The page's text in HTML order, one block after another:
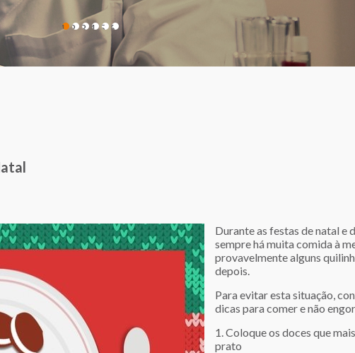
1 2 3 4 5 6
Durante as festas de natal e
sempre há muita comida à
provavelmente alguns
depois.
Para evitar esta situação,
dicas para comer e não
1. Coloque os doces que
prato